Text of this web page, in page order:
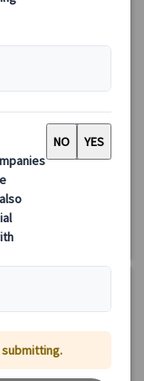
本語ガイド）｜庭
ランあり
行＆優先入場で宮
ン宮殿まで楽しめ
ンも選択可能です。
＆トリアノン宮殿
27(7/14、9/17・
く)
日、18日、20
日、15日、22日、
20日、22日、24
りなしの場合は3